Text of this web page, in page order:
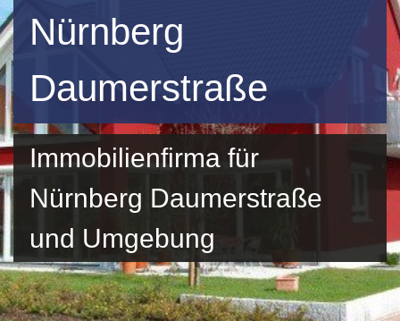
Nürnberg
Daumerstraße
Immobilienfirma für
Nürnberg Daumerstraße
und Umgebung